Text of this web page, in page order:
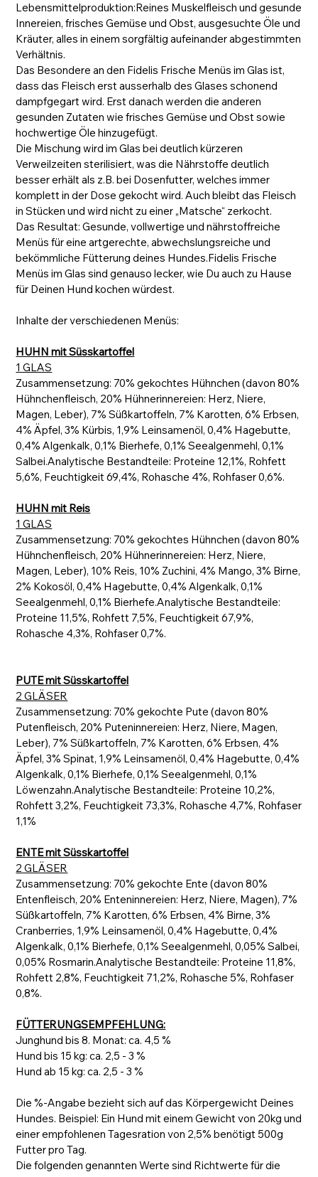
Lebensmittelproduktion:Reines Muskelfleisch und gesunde
Innereien, frisches Gemüse und Obst, ausgesuchte Öle und
Kräuter, alles in einem sorgfältig aufeinander abgestimmten
Verhältnis.
Das Besondere an den Fidelis Frische Menüs im Glas ist,
dass das Fleisch erst ausserhalb des Glases schonend
dampfgegart wird. Erst danach werden die anderen
gesunden Zutaten wie frisches Gemüse und Obst sowie
hochwertige Öle hinzugefügt.
Die Mischung wird im Glas bei deutlich kürzeren
Verweilzeiten sterilisiert, was die Nährstoffe deutlich
besser erhält als z.B. bei Dosenfutter, welches immer
komplett in der Dose gekocht wird. Auch bleibt das Fleisch
in Stücken und wird nicht zu einer „Matsche“ zerkocht.
Das Resultat: Gesunde, vollwertige und nährstoffreiche
Menüs für eine artgerechte, abwechslungsreiche und
bekömmliche Fütterung deines Hundes.Fidelis Frische
Menüs im Glas sind genauso lecker, wie Du auch zu Hause
für Deinen Hund kochen würdest.
Inhalte der verschiedenen Menüs:
HUHN mit Süsskartoffel
1 GLAS
Zusammensetzung: 70% gekochtes Hühnchen (davon 80%
Hühnchenfleisch, 20% Hühnerinnereien: Herz, Niere,
Magen, Leber), 7% Süßkartoffeln, 7% Karotten, 6% Erbsen,
4% Äpfel, 3% Kürbis, 1,9% Leinsamenöl, 0,4% Hagebutte,
0,4% Algenkalk, 0,1% Bierhefe, 0,1% Seealgenmehl, 0,1%
Salbei.Analytische Bestandteile: Proteine 12,1%, Rohfett
5,6%, Feuchtigkeit 69,4%, Rohasche 4%, Rohfaser 0,6%.
HUHN mit Reis
1 GLAS
Zusammensetzung: 70% gekochtes Hühnchen (davon 80%
Hühnchenfleisch, 20% Hühnerinnereien: Herz, Niere,
Magen, Leber), 10% Reis, 10% Zuchini, 4% Mango, 3% Birne,
2% Kokosöl, 0,4% Hagebutte, 0,4% Algenkalk, 0,1%
Seealgenmehl, 0,1% Bierhefe.Analytische Bestandteile:
Proteine 11,5%, Rohfett 7,5%, Feuchtigkeit 67,9%,
Rohasche 4,3%, Rohfaser 0,7%.
PUTE mit Süsskartoffel
2 GLÄSER
Zusammensetzung: 70% gekochte Pute (davon 80%
Putenfleisch, 20% Puteninnereien: Herz, Niere, Magen,
Leber), 7% Süßkartoffeln, 7% Karotten, 6% Erbsen, 4%
Äpfel, 3% Spinat, 1,9% Leinsamenöl, 0,4% Hagebutte, 0,4%
Algenkalk, 0,1% Bierhefe, 0,1% Seealgenmehl, 0,1%
Löwenzahn.Analytische Bestandteile: Proteine 10,2%,
Rohfett 3,2%, Feuchtigkeit 73,3%, Rohasche 4,7%, Rohfaser
1,1%
ENTE mit Süsskartoffel
2 GLÄSER
Zusammensetzung: 70% gekochte Ente (davon 80%
Entenfleisch, 20% Enteninnereien: Herz, Niere, Magen), 7%
Süßkartoffeln, 7% Karotten, 6% Erbsen, 4% Birne, 3%
Cranberries, 1,9% Leinsamenöl, 0,4% Hagebutte, 0,4%
Algenkalk, 0,1% Bierhefe, 0,1% Seealgenmehl, 0,05% Salbei,
0,05% Rosmarin.Analytische Bestandteile: Proteine 11,8%,
Rohfett 2,8%, Feuchtigkeit 71,2%, Rohasche 5%, Rohfaser
0,8%.
FÜTTERUNGSEMPFEHLUNG:
Junghund bis 8. Monat: ca. 4,5 %
Hund bis 15 kg: ca. 2,5 - 3 %
Hund ab 15 kg: ca. 2,5 - 3 %
Die %-Angabe bezieht sich auf das Körpergewicht Deines
Hundes. Beispiel: Ein Hund mit einem Gewicht von 20kg und
einer empfohlenen Tagesration von 2,5% benötigt 500g
Futter pro Tag.
Die folgenden genannten Werte sind Richtwerte für die